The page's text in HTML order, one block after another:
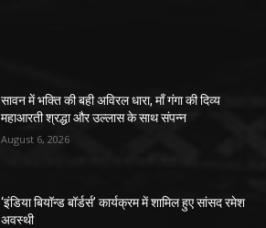
सावन में भक्ति की बही अविरल धारा, माँ गंगा की दिव्य
महाआरती श्रद्धा और उल्लास के साथ संपन्न
August 6, 2026
‘इंडिया बियॉन्ड बॉर्डर्स’ कार्यक्रम में शामिल हुए सांसद रमेश
अवस्थी